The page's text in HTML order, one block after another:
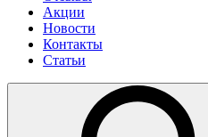
Акции
Новости
Контакты
Статьи